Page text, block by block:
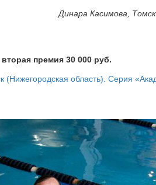
Динара Касимова,
премия 30 000 руб.
(Нижегородская область). Серия